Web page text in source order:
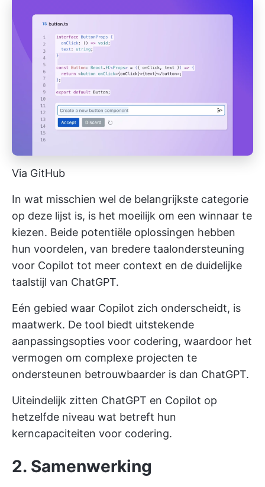
Via GitHub
In wat misschien wel de belangrijkste categorie
op deze lijst is, is het moeilijk om een winnaar te
kiezen. Beide potentiële oplossingen hebben
hun voordelen, van bredere taalondersteuning
voor Copilot tot meer context en de duidelijke
taalstijl van ChatGPT.
Eén gebied waar Copilot zich onderscheidt, is
maatwerk. De tool biedt uitstekende
aanpassingsopties voor codering, waardoor het
vermogen om complexe projecten te
ondersteunen betrouwbaarder is dan ChatGPT.
Uiteindelijk zitten ChatGPT en Copilot op
hetzelfde niveau wat betreft hun
kerncapaciteiten voor codering.
2. Samenwerking